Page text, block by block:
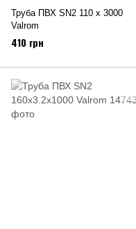
Труба ПВХ SN2 110 х 3000
Valrom
410 грн